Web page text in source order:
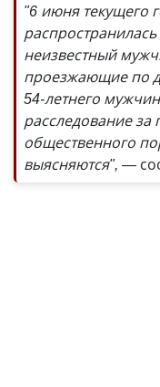
"6 июня текущего
неизвестный
проезжающие по
54-летнего
расследование
общественного
выясняются", —